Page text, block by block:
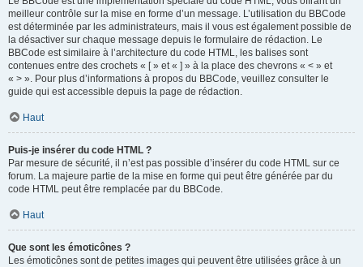
meilleur contrôle sur la mise en forme d’un message. L’utilisation du BBCode
est déterminée par les administrateurs, mais il vous est également possible de
la désactiver sur chaque message depuis le formulaire de rédaction. Le
BBCode est similaire à l’architecture du code HTML, les balises sont
contenues entre des crochets « [ » et « ] » à la place des chevrons « < » et
« > ». Pour plus d’informations à propos du BBCode, veuillez consulter le
guide qui est accessible depuis la page de rédaction.
Haut
Puis-je insérer du code HTML ?
Par mesure de sécurité, il n’est pas possible d’insérer du code HTML sur ce
forum. La majeure partie de la mise en forme qui peut être générée par du
code HTML peut être remplacée par du BBCode.
Haut
Que sont les émoticônes ?
Les émoticônes sont de petites images qui peuvent être utilisées grâce à un